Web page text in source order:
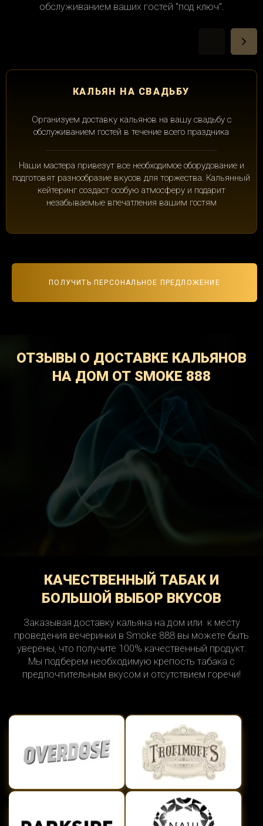
обслуживанием ваших гостей "под ключ".
КАЛЬЯН НА СВАДЬБУ
Организуем доставку кальянов на вашу свадьбу с
обслуживанием гостей в течение всего праздника
Наши мастера привезут все необходимое оборудование и
подготовят разнообразие вкусов для торжества. Кальянный
кейтеринг создаст особую атмосферу и подарит
незабываемые впечатления вашим гостям
ПОЛУЧИТЬ ПЕРСОНАЛЬНОЕ ПРЕДЛОЖЕНИЕ
ОТЗЫВЫ О ДОСТАВКЕ КАЛЬЯНОВ
НА ДОМ ОТ SMOKE 888
КАЧЕСТВЕННЫЙ ТАБАК И
БОЛЬШОЙ ВЫБОР ВКУСОВ
Заказывая доставку кальяна на дом или к месту
проведения вечеринки в Smoke 888 вы можете быть
уверены, что получите 100% качественный продукт.
Мы подберем необходимую крепость табака с
предпочтительным вкусом и отсутствием горечи!